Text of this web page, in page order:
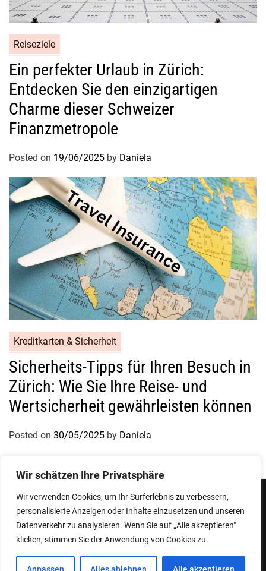
Wir schätzen Ihre Privatsphäre
Wir verwenden Cookies, um Ihr Surferlebnis zu verbessern,
personalisierte Anzeigen oder Inhalte einzusetzen und unseren
Datenverkehr zu analysieren. Wenn Sie auf „Alle akzeptieren"
klicken, stimmen Sie der Anwendung von Cookies zu.
Reiseziele
Ein perfekter Urlaub in Zürich:
Entdecken Sie den einzigartigen
Charme dieser Schweizer
Finanzmetropole
Posted on 19/06/2025 by Daniela
Kreditkarten & Sicherheit
Sicherheits-Tipps für Ihren Besuch in
Zürich: Wie Sie Ihre Reise- und
Wertsicherheit gewährleisten können
Posted on 30/05/2025 by Daniela
Designed & Developed by ThemeinWP Team
ImpressumDatenschutzerklärung